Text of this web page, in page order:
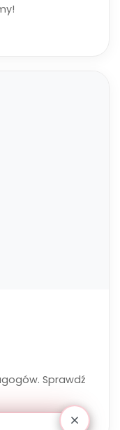
Sprawdź